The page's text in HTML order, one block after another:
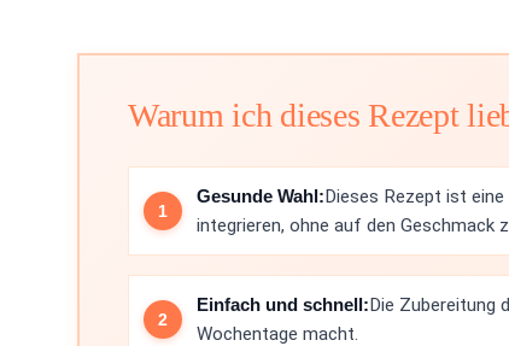
Warum ich dieses Rezept
Gesunde Wahl:Dieses Rezept ist
integrieren, ohne auf den Geschmack
Einfach und schnell:Die Zubereitung
Wochentage macht.